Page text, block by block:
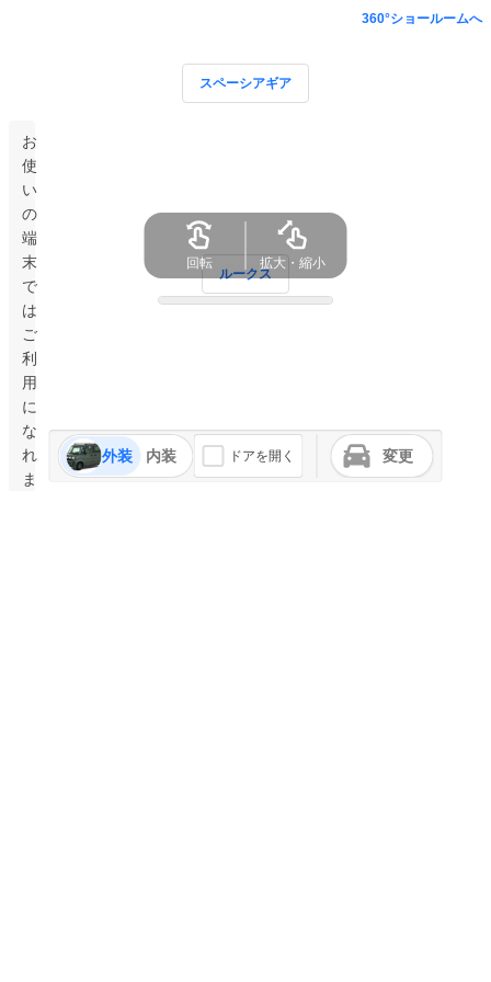
お
使
い
の
端
末
で
は
ご
利
用
に
な
れ
ま
360°ショールームへ
スペーシアギア
ルークス
外装 内装 ドアを開く 変更
回転 拡大・縮小